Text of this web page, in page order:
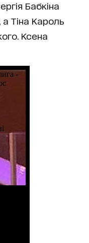
Бабкіна
Тіна Кароль
Ксена